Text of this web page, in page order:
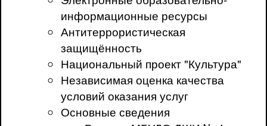
информационные ресурсы
Антитеррористическая
защищённость
Национальный проект "Культура"
Независимая оценка качества
условий оказания услуг
Основные сведения